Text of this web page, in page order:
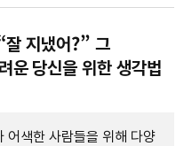
잘 지냈어?” 그
운 당신을 위한 생각법
어색한 사람들을 위해 다양